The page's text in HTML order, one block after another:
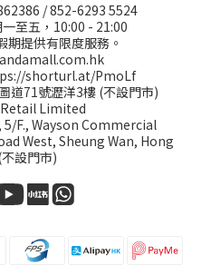
/852-6293 5524
至五，10:00 - 21:00
期提供有限度服務。
shorturl.at/PmoLf
道71號瀝洋3樓 (不設門市)
Limited
F., Wayson Commercial
West, Sheung Wan, Hong
設門市)